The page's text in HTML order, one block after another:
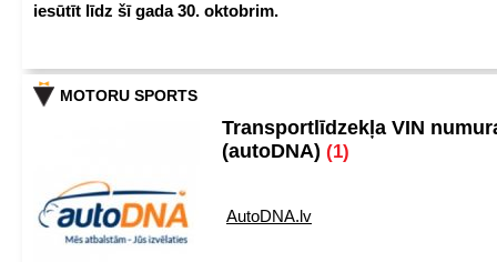
iesūtīt līdz šī gada 30. oktobrim.
MOTORU SPORTS
Transportlīdzekļa VIN
(autoDNA) (1)
AutoDNA.lv